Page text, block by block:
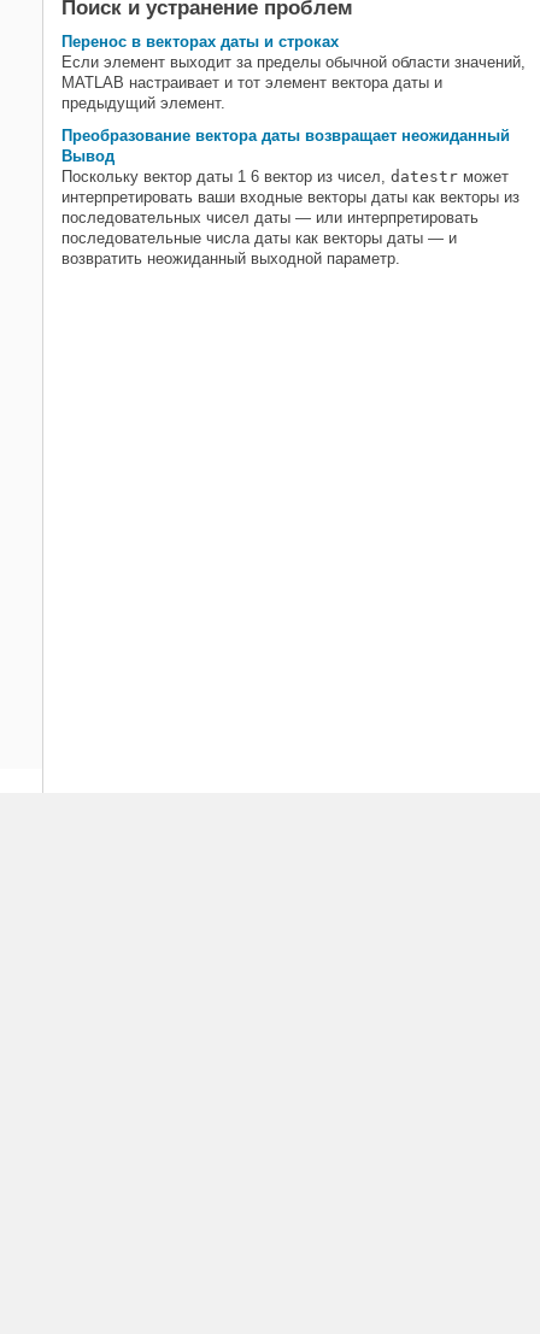
Поиск и устранение проблем
Перенос в векторах даты и строках
Если элемент выходит за пределы обычной области значений,
MATLAB настраивает и тот элемент вектора даты и
предыдущий элемент.
Преобразование вектора даты возвращает неожиданный
Вывод
Поскольку вектор даты 1 6 вектор из чисел, datestr может
интерпретировать ваши входные векторы даты как векторы из
последовательных чисел даты — или интерпретировать
последовательные числа даты как векторы даты — и
возвратить неожиданный выходной параметр.